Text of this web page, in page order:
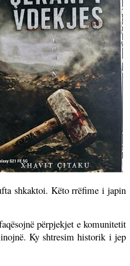
shkaktoi. Këto rrëfime i japin
përpjekjet e komunitetit
Ky shtresim historik i jep